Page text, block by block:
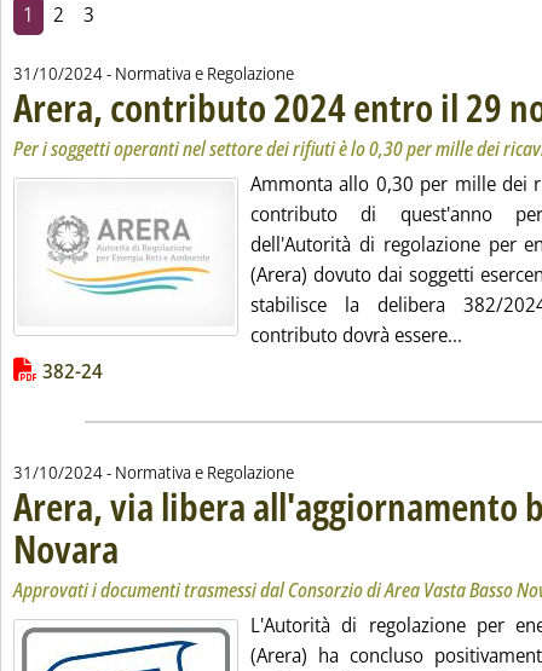
1 2 3
31/10/2024- Normativa e Regolazione
Arera, contributo 2024 entro il 29
Per i soggetti operanti nel settore dei rifiuti è lo 0,30 per mille dei
Ammonta allo 0,30 per mille dei
contributo di quest'anno
dell'Autorità di regolazione per
(Arera) dovuto dai soggetti
stabilisce la delibera 382/
contributo dovrà essere...
Lista allegati PDF alla notizia
382-24
31/10/2024- Normativa e Regolazione
Arera, via libera all'aggiornamento
Novara . Sottotitolo: Approvati i documenti trasmessi dal Consorzio di Area
. Pubblicata giovedì 31 ottobre 2024 alle 12.27.
Approvati i documenti trasmessi dal Consorzio di Area Vasta Basso
L'Autorità di regolazione per
(Arera) ha concluso